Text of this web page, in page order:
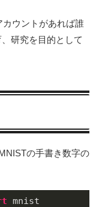
カウントがあれば誰
研究を目的として
の手書き数字の